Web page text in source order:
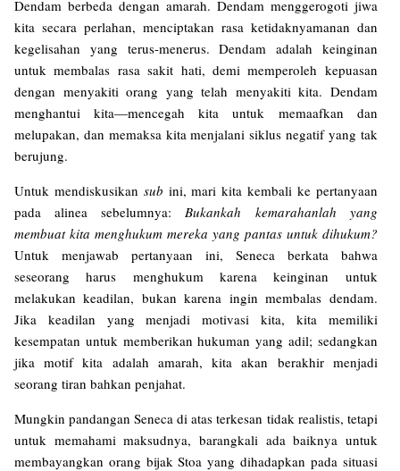
Dendam berbeda dengan amarah. Dendam menggerogoti jiwa
kita secara perlahan, menciptakan rasa ketidaknyamanan dan
kegelisahan yang terus-menerus. Dendam adalah keinginan
untuk membalas rasa sakit hati, demi memperoleh kepuasan
dengan menyakiti orang yang telah menyakiti kita. Dendam
menghantui kita—mencegah kita untuk memaafkan dan
melupakan, dan memaksa kita menjalani siklus negatif yang tak
berujung.
Untuk mendiskusikan sub ini, mari kita kembali ke pertanyaan
pada alinea sebelumnya:Bukankah kemarahanlah yang
membuat kita menghukum mereka yang pantas untuk dihukum?
Untuk menjawab pertanyaan ini, Seneca berkata bahwa
seseorang harus menghukum karena keinginan untuk
melakukan keadilan, bukan karena ingin membalas dendam.
Jika keadilan yang menjadi motivasi kita, kita memiliki
kesempatan untuk memberikan hukuman yang adil; sedangkan
jika motif kita adalah amarah, kita akan berakhir menjadi
seorang tiran bahkan penjahat.
Mungkin pandangan Seneca di atas terkesan tidak realistis, tetapi
untuk memahami maksudnya, barangkali ada baiknya untuk
membayangkan orang bijak Stoa yang dihadapkan pada situasi